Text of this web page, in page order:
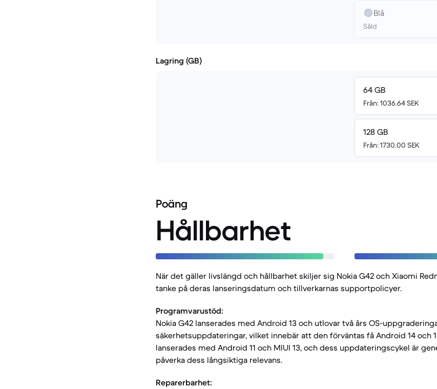
Blå
Såld
Lagring (GB)
64 GB
Från: 1036.64 SEK
128 GB
Från: 1730.00 SEK
Poäng
Hållbarhet
När det gäller livslängd och hållbarhet skiljer sig Nokia G42 och Xiaomi
tanke på deras lanseringsdatum och tillverkarnas supportpolicyer.
Programvarustöd:
Nokia G42 lanserades med Android 13 och utlovar två års OS-
säkerhetsuppdateringar, vilket innebär att den förväntas få Android 14 och
lanserades med Android 11 och MIUI 13, och dess uppdateringscykel är
påverka dess långsiktiga relevans.
Reparerbarhet: